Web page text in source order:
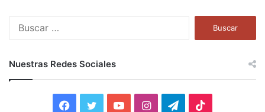
r
:
Nuestras Redes Sociales
I